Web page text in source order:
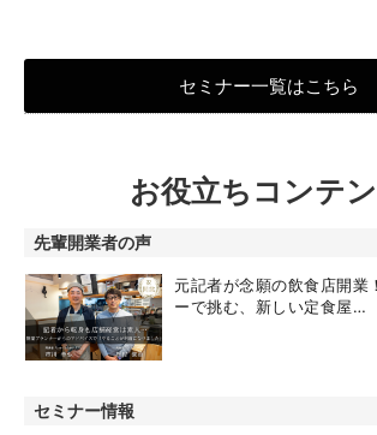
セミナー一覧はこちら
お役立ちコンテ
先輩開業者の声
元記者が念願の飲食店開業
ーで挑む、新しい定食屋…
セミナー情報